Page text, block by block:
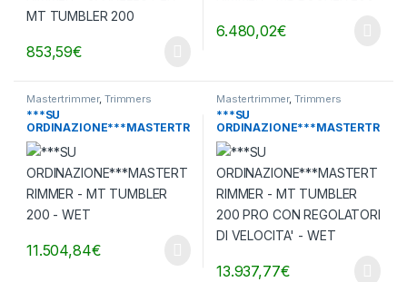
853,59€
6.480,02€
Mastertrimmer, Trimmers
***SU
ORDINAZIONE***MASTERTR
IMMER – MT TUMBLER 200 –
WET
11.504,84€
Mastertrimmer, Trimmers
***SU
ORDINAZIONE***MASTERTR
IMMER – MT TUMBLER 200
PRO CON REGOLATORI DI
VELOCITA’ – WET
13.937,77€